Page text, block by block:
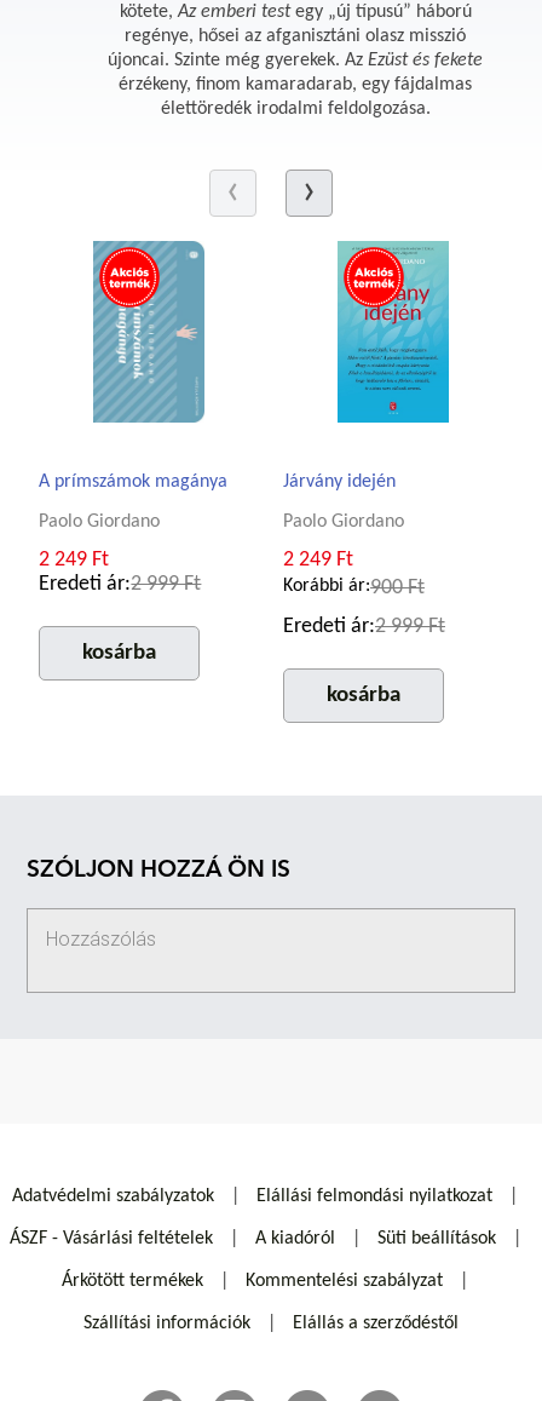
kötete,Az emberi testegy „új típusú” háború
regénye, hősei az afganisztáni olasz misszió
újoncai. Szinte még gyerekek. Az Ezüst és fekete
érzékeny, finom kamaradarab, egy fájdalmas
élettöredék irodalmi feldolgozása.
A prímszámok magánya
Paolo Giordano
2 249 Ft
Eredeti ár:2 999 Ft
kosárba
Járvány idején
Paolo Giordano
2 249 Ft
Korábbi ár:900 Ft
Eredeti ár:2 999 Ft
kosárba
SZÓLJON HOZZÁ ÖN IS
Adatvédelmi szabályzatok Elállási felmondási nyilatkozat
ÁSZF - Vásárlási feltételek A kiadóról Süti beállítások
Árkötött termékek Kommentelési szabályzat
Szállítási információk Elállás a szerződéstől